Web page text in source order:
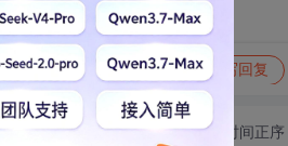
写回复
切换为时间正序